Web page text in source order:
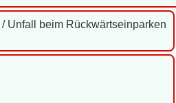
/ Unfall beim Rückwärtseinparken